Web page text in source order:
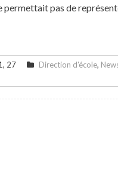
permettait pas de
27 Direction d'école,